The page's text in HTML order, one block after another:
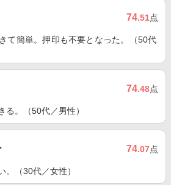
74.51点
て簡単。押印も不要となった。（50代
74.48点
る。（50代／男性）
74.07点
。（30代／女性）